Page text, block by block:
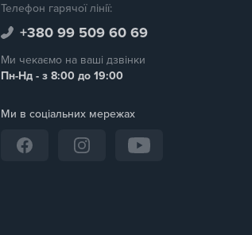
Телефон гарячої лінії:
+380 99 509 60 69
Ми чекаємо на ваші дзвінки
Пн-Нд - з 8:00 до 19:00
Ми в соціальних мережах